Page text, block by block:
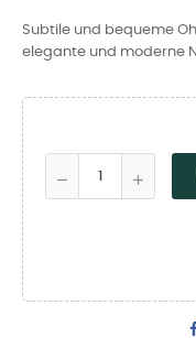
Subtile und bequeme
elegante und moderne